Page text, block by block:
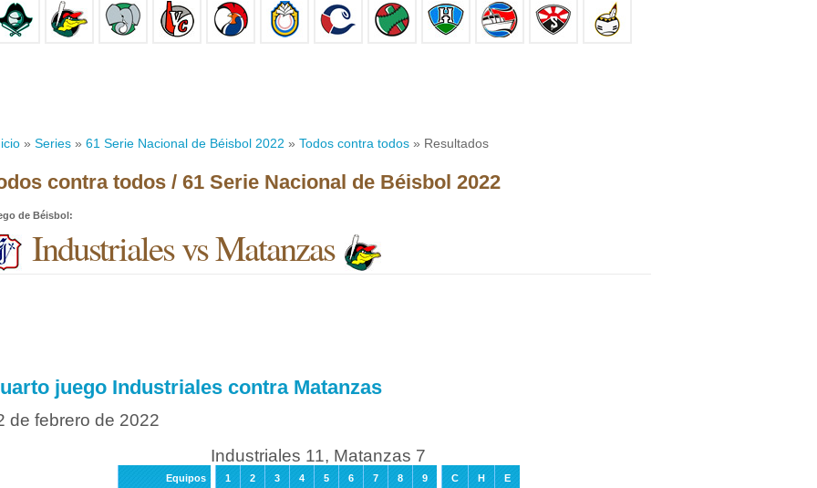
» Series » 61 Serie Nacional de Béisbol 2022 » Todos contra todos » Resultados
contra todos / 61 Serie Nacional de Béisbol 2022
de Béisbol:
Industriales vs Matanzas
juego Industriales contra Matanzas
de febrero de 2022
Industriales 11, Matanzas 7
Equipos 1 2 3 4 5 6 7 8 9 C H
E